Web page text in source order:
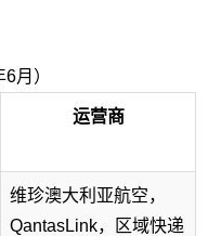
月）
运营商
维珍澳大利亚航空，
QantasLink，区域快递